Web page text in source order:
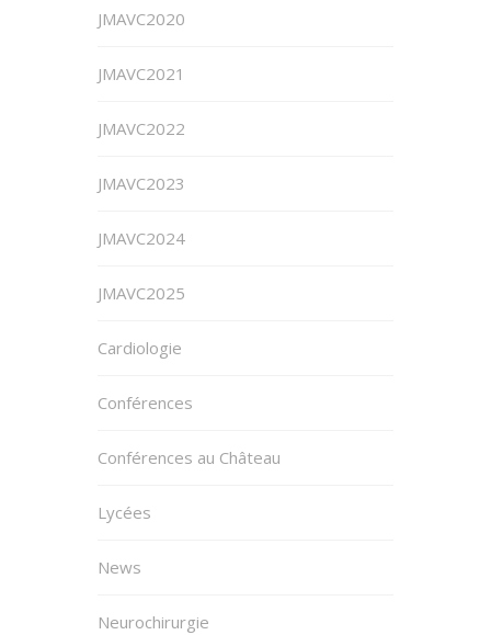
JMAVC2020
JMAVC2021
JMAVC2022
JMAVC2023
JMAVC2024
JMAVC2025
Cardiologie
Conférences
Conférences au Château
Lycées
News
Neurochirurgie